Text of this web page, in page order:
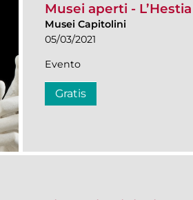
Musei aperti -
Musei Capitolini
05/03/2021
Evento
Gratis